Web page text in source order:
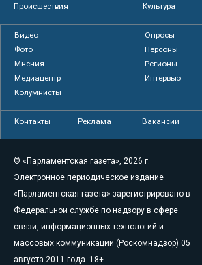
Происшествия
Культура
Видео
Опросы
Фото
Персоны
Мнения
Регионы
Медиацентр
Интервью
Колумнисты
Контакты Реклама Вакансии
© «Парламентская газета», 2026 г.
Электронное периодическое издание
«Парламентская газета» зарегистрировано в
Федеральной службе по надзору в сфере
связи, информационных технологий и
массовых коммуникаций (Роскомнадзор) 05
августа 2011 года. 18+